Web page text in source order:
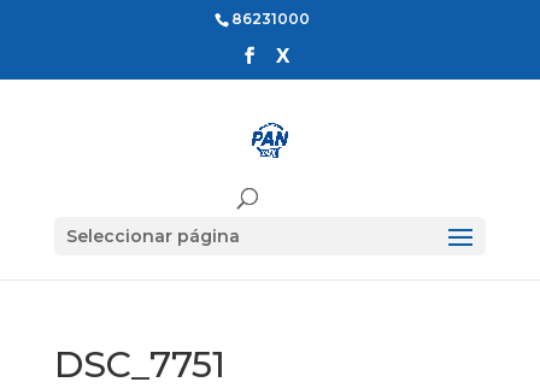
86231000
Seleccionar página
DSC_7751